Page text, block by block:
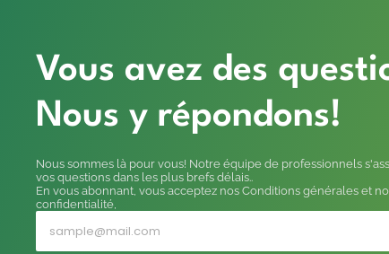
Vous avez des
Nous y répondons!
Nous sommes là pour vous! Notre équipe de professionnels
vos questions dans les plus brefs délais..
En vous abonnant, vous acceptez nos Conditions générales et
confidentialité,